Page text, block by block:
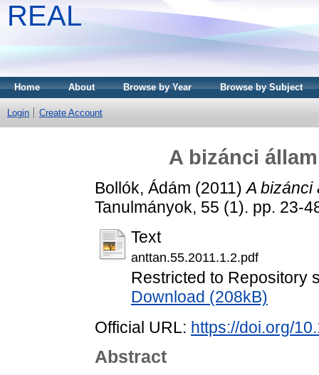
REAL
Home About Browse by Year Browse by Subject
Login Create Account
A bizánci
Bollók, Ádám (2011)A bizánci
Tanulmányok, 55 (1). pp. 23-
Text
anttan.55.2011.1.2.pdf
Restricted to Repository
Download (208kB)
Official URL: https://doi.org/
Abstract